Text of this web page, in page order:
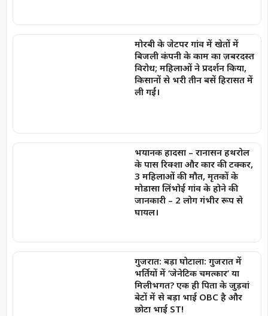
मोरबी के जेटपर गांव में खेतों में
बिजली कंपनी के काम का ज़बरदस्त
विरोध; महिलाओं ने प्रदर्शन किया,
किसानों से भरी तीन बसें हिरासत में
ली गईं।
भयानक हादसा – रानासन हथरोल
के पास रिक्शा और कार की टक्कर,
3 महिलाओं की मौत, मृतकों के
मोडासा लिंभोई गांव के होने की
जानकारी – 2 लोग गंभीर रूप से
घायल।
गुजरात: बड़ा घोटाला: गुजरात में
भर्तियों में ‘जेनेटिक चमत्कार’ या
मिलीभगत? एक ही पिता के जुड़वां
बेटों में से बड़ा भाई OBC है और
छोटा भाई ST!